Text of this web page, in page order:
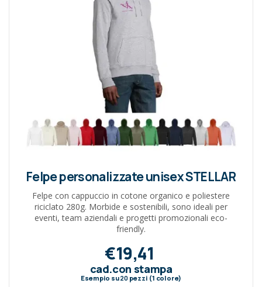
Felpe personalizzate unisex STELLAR
Felpe con cappuccio in cotone organico e poliestere
riciclato 280g. Morbide e sostenibili, sono ideali per
eventi, team aziendali e progetti promozionali eco-
friendly.
€19,41
cad.con stampa
Esempio su20pezzi (1 colore)